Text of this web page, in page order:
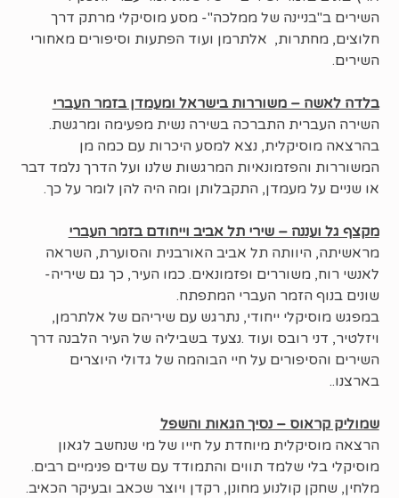
השירים ב"בניינה של ממלכה"- מסע מוסיקלי מרתק דרך
חלוצים, מחתרות, אלתרמן ועוד הפתעות וסיפורים מאחורי
השירים.
בלדה לאשה – משוררות בישראל ומעמדן בזמר העברי
השירה העברית התברכה בשירה נשית מפעימה ומרגשת.
בהרצאה מוסיקלית, נצא למסע היכרות עם כמה מן
המשוררות והפזמונאיות המרגשות שלנו ועל הדרך נלמד דבר
או שניים על מעמדן, התקבלותן ומה היה להן לומר על כך.
מקצף גל ועננה – שירי תל אביב וייחודם בזמר העברי
מראשיתה, היוותה תל אביב האורבנית והסוערת, השראה
לאנשי רוח, משוררים ופזמונאים. כמו העיר, כך גם שיריה-
שונים בנוף הזמר העברי המתפתח.
במפגש מוסיקלי ייחודי, נתרגש עם שיריהם של אלתרמן,
ויזלטיר, דני רובס ועוד .נצעד בשביליה של העיר הלבנה דרך
השירים והסיפורים על חיי הבוהמה של גדולי היוצרים
בארצנו..
שמוליק קראוס – נסיך הגאות והשפל
הרצאה מוסיקלית מיוחדת על חייו של מי שנחשב לגאון
מוסיקלי בלי שלמד תווים והתמודד עם שדים פנימיים רבים.
מלחין, שחקן קולנוע מחונן, רקדן ויוצר שכאב ובעיקר הכאיב.